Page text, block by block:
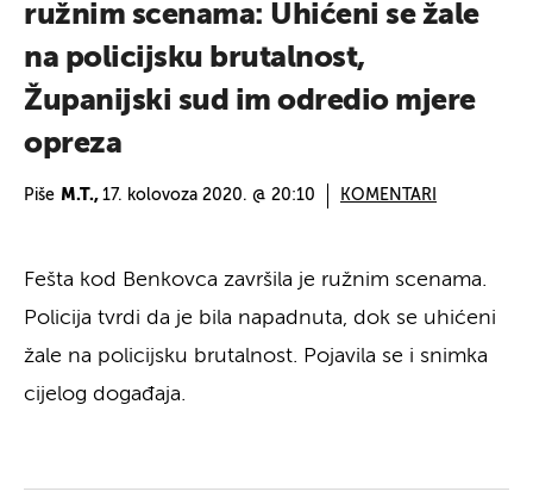
ružnim scenama: Uhićeni se žale
na policijsku brutalnost,
Županijski sud im odredio mjere
opreza
Piše M.T., 17. kolovoza 2020. @ 20:10 KOMENTARI
Fešta kod Benkovca završila je ružnim scenama.
Policija tvrdi da je bila napadnuta, dok se uhićeni
žale na policijsku brutalnost. Pojavila se i snimka
cijelog događaja.